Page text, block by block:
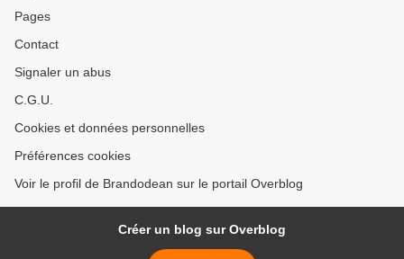
Pages
Contact
Signaler un abus
C.G.U.
Cookies et données personnelles
Préférences cookies
Voir le profil de Brandodean sur le portail Overblog
Créer un blog sur Overblog